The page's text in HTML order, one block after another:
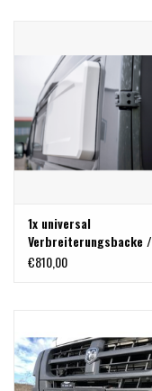
1x universal
Verbreiterungsbacke /
Ohr zum Querschlafen
€810,00